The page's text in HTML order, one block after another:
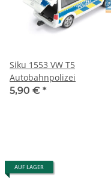
Siku 1553 VW T5
Autobahnpolizei
5,90 € *
AUF LAGER